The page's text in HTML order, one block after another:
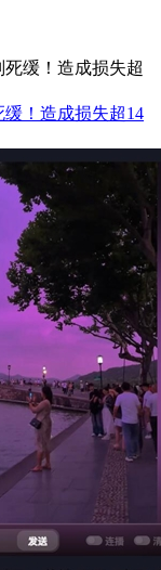
！造成损失超14